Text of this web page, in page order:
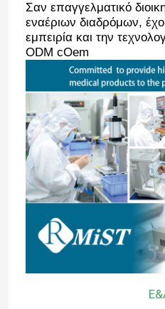
Προϊόντα
Εμφάνιση VR
Σχετικά με εμάς
Γύρος εργοστασίων
επαφή
Σαν επαγγελματικό
εναέριων διαδρόμων,
εμπειρία και την
ODM cOem